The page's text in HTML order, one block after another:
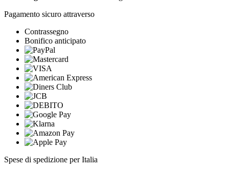
Pagamento sicuro attraverso
Contrassegno
Bonifico anticipato
Spese di spedizione per Italia